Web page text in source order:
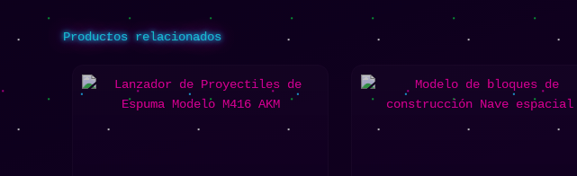
Productos relacionados